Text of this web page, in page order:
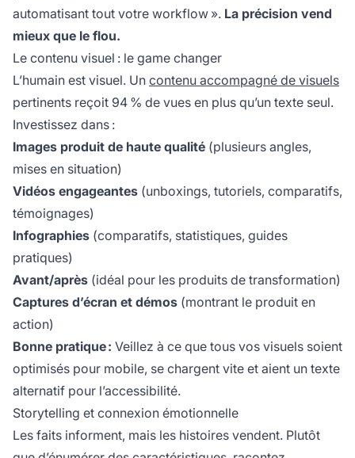
automatisant tout votre workflow ». La précision vend
mieux que le flou.
Le contenu visuel : le game changer
L’humain est visuel. Un contenu accompagné de visuels
pertinents reçoit 94 % de vues en plus qu’un texte seul.
Investissez dans :
Images produit de haute qualité (plusieurs angles,
mises en situation)
Vidéos engageantes (unboxings, tutoriels, comparatifs,
témoignages)
Infographies (comparatifs, statistiques, guides
pratiques)
Avant/après (idéal pour les produits de transformation)
Captures d’écran et démos (montrant le produit en
action)
Bonne pratique : Veillez à ce que tous vos visuels soient
optimisés pour mobile, se chargent vite et aient un texte
alternatif pour l’accessibilité.
Storytelling et connexion émotionnelle
Les faits informent, mais les histoires vendent. Plutôt